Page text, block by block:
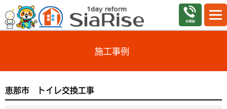
施工事例
恵那市 トイレ交換工事